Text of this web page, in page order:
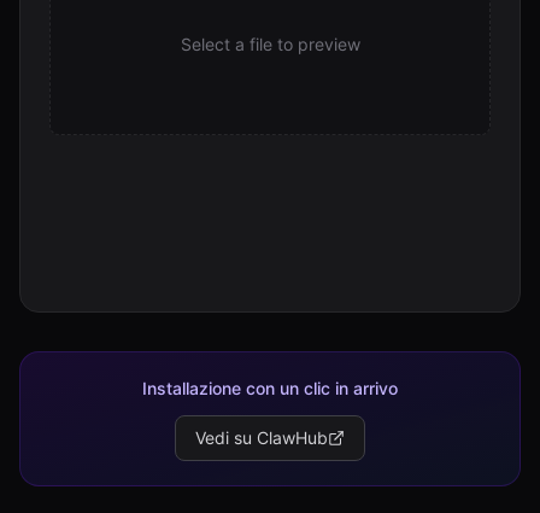
Select a file to preview
Installazione con un clic in arrivo
Vedi su ClawHub